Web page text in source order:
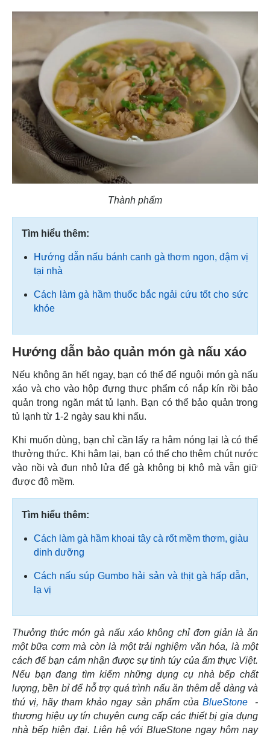
Thành phẩm
Tìm hiểu thêm:
Hướng dẫn nấu bánh canh gà thơm ngon, đậm vị
tại nhà
Cách làm gà hầm thuốc bắc ngải cứu tốt cho sức
khỏe
Hướng dẫn bảo quản món gà nấu xáo
Nếu không ăn hết ngay, bạn có thể để nguội món gà nấu
xáo và cho vào hộp đựng thực phẩm có nắp kín rồi bảo
quản trong ngăn mát tủ lạnh. Bạn có thể bảo quản trong
tủ lạnh từ 1-2 ngày sau khi nấu.
Khi muốn dùng, bạn chỉ cần lấy ra hâm nóng lại là có thể
thưởng thức. Khi hâm lại, bạn có thể cho thêm chút nước
vào nồi và đun nhỏ lửa để gà không bị khô mà vẫn giữ
được độ mềm.
Tìm hiểu thêm:
Cách làm gà hầm khoai tây cà rốt mềm thơm, giàu
dinh dưỡng
Cách nấu súp Gumbo hải sản và thịt gà hấp dẫn,
lạ vị
Thưởng thức món gà nấu xáo không chỉ đơn giản là ăn
một bữa cơm mà còn là một trải nghiệm văn hóa, là một
cách để bạn cảm nhận được sự tinh túy của ẩm thực Việt.
Nếu bạn đang tìm kiếm những dụng cụ nhà bếp chất
lượng, bền bỉ để hỗ trợ quá trình nấu ăn thêm dễ dàng và
thú vị, hãy tham khảo ngay sản phẩm của BlueStone-
thương hiệu uy tín chuyên cung cấp các thiết bị gia dụng
nhà bếp hiện đại. Liên hệ với BlueStone ngay hôm nay